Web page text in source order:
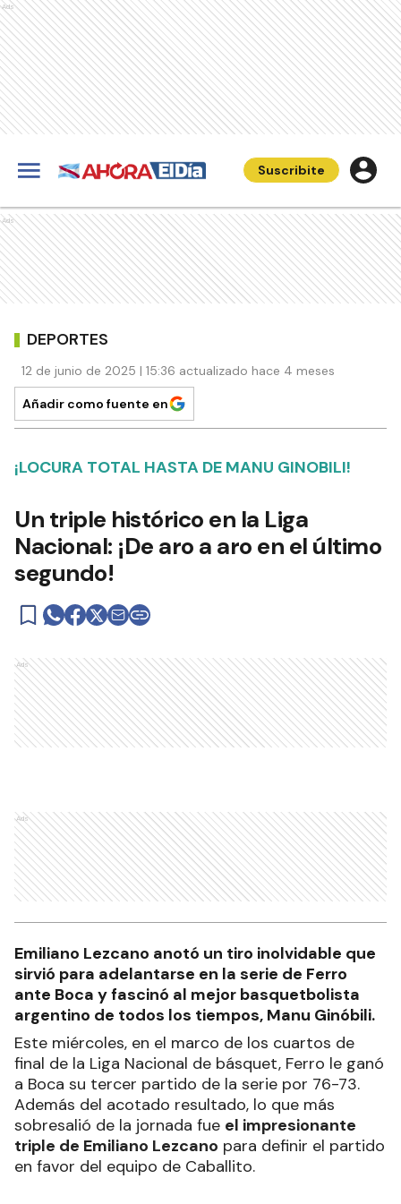
Ads
Suscribite
Ads
DEPORTES
12 de junio de 2025 | 15:36 actualizado hace 4 meses
Añadir como fuente en
¡LOCURA TOTAL HASTA DE MANU GINOBILI!
Un triple histórico en la Liga
Nacional: ¡De aro a aro en el último
segundo!
Ads
Ads
Emiliano Lezcano anotó un tiro inolvidable que
sirvió para adelantarse en la serie de Ferro
ante Boca y fascinó al mejor basquetbolista
argentino de todos los tiempos, Manu Ginóbili.
Este miércoles, en el marco de los cuartos de
final de la Liga Nacional de básquet, Ferro le ganó
a Boca su tercer partido de la serie por 76-73.
Además del acotado resultado, lo que más
sobresalió de la jornada fue el impresionante
triple de Emiliano Lezcano para definir el partido
en favor del equipo de Caballito.